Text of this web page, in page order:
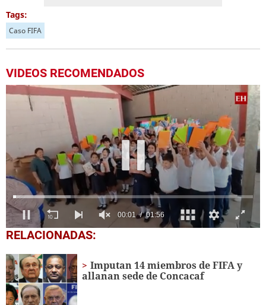
Tags:
Caso FIFA
VIDEOS RECOMENDADOS
0
seconds
1
minute,
56
seconds
RELACIONADAS:
Imputan 14 miembros de FIFA y
allanan sede de Concacaf